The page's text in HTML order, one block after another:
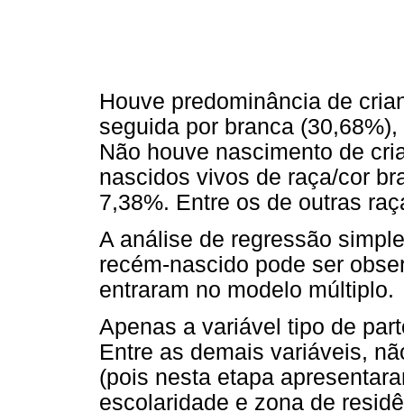
Houve predominância de
seguida por branca
Não houve nascimento de
nascidos vivos de raça/cor
7,38%. Entre os de outras
A análise de regressão
recém-nascido pode ser
entraram no modelo múltiplo.
Apenas a variável tipo de
Entre as demais variáveis,
(pois nesta etapa
escolaridade e zona de